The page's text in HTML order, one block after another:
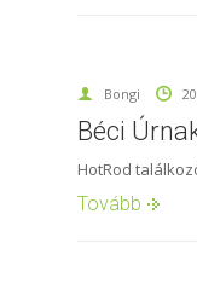
Bongi
Béci
HotRod
Tovább